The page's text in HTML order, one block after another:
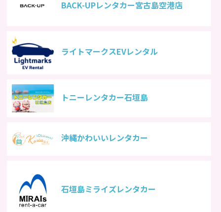
BACK-UPレンタカー宮古島空港店
ライトマークスEVレンタル
トニーレンタカー石垣島
沖縄かわいいレンタカー
石垣島ミライズレンタカー